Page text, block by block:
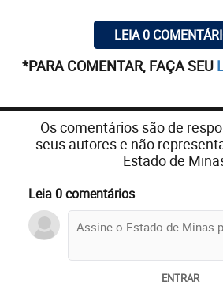
LEIA 0
*PARA COMENTAR, FAÇA SEU
Os comentários são de
seus autores e não
Estado de
Leia 0 comentários
ENTRAR